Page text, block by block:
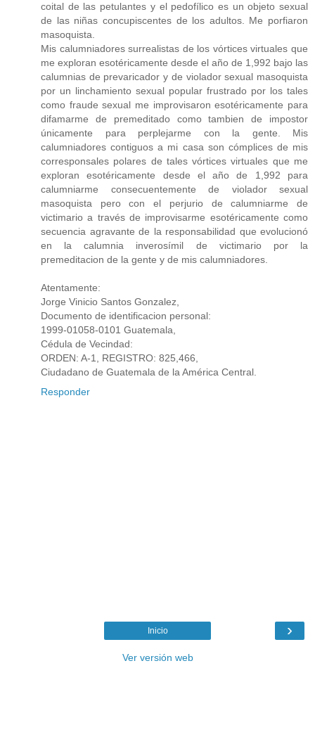
coital de las petulantes y el pedofílico es un objeto sexual
de las niñas concupiscentes de los adultos. Me porfiaron
masoquista.
Mis calumniadores surrealistas de los vórtices virtuales que
me exploran esotéricamente desde el año de 1,992 bajo las
calumnias de prevaricador y de violador sexual masoquista
por un linchamiento sexual popular frustrado por los tales
como fraude sexual me improvisaron esotéricamente para
difamarme de premeditado como tambien de impostor
únicamente para perplejarme con la gente. Mis
calumniadores contiguos a mi casa son cómplices de mis
corresponsales polares de tales vórtices virtuales que me
exploran esotéricamente desde el año de 1,992 para
calumniarme consecuentemente de violador sexual
masoquista pero con el perjurio de calumniarme de
victimario a través de improvisarme esotéricamente como
secuencia agravante de la responsabilidad que evolucionó
en la calumnia inverosímil de victimario por la
premeditacion de la gente y de mis calumniadores.
Atentamente:
Jorge Vinicio Santos Gonzalez,
Documento de identificacion personal:
1999-01058-0101 Guatemala,
Cédula de Vecindad:
ORDEN: A-1, REGISTRO: 825,466,
Ciudadano de Guatemala de la América Central.
Responder
›
Inicio
Ver versión web